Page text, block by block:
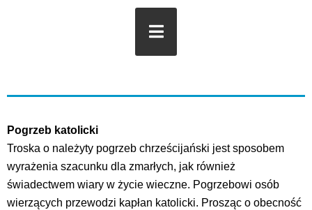
Pogrzeb katolicki
Troska o należyty pogrzeb chrześcijański jest sposobem
wyrażenia szacunku dla zmarłych, jak również
świadectwem wiary w życie wieczne. Pogrzebowi osób
wierzących przewodzi kapłan katolicki. Prosząc o obecność